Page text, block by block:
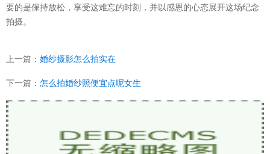
要的是保持放松，享受这难忘的时刻，并以感恩的心态展开这场纪念
拍摄。
上一篇： 婚纱摄影怎么拍实在
下一篇： 怎么拍婚纱照便宜点呢女生